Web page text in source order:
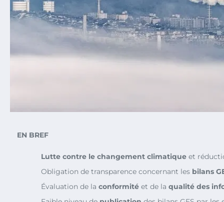
EN BREF
Lutte contre le changement climatique et
Obligation de transparence concernant les bilans
Évaluation de la conformité et de la qualité des